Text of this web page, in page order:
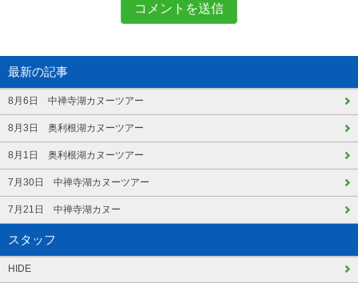
最新の記事
8月6日 中禅寺湖カヌーツアー
8月3日 奥利根湖カヌーツアー
8月1日 奥利根湖カヌーツアー
7月30日 中禅寺湖カヌーツアー
7月21日 中禅寺湖カヌー
スタッフ
HIDE